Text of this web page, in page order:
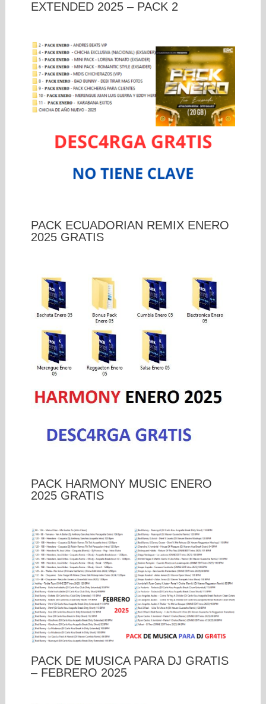
EXTENDED 2025 – PACK 2
PACK ECUADORIAN REMIX ENERO
2025 GRATIS
PACK HARMONY MUSIC ENERO
2025 GRATIS
PACK DE MUSICA PARA DJ GRATIS
– FEBRERO 2025